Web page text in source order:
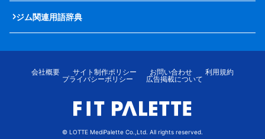
ジム関連用語辞典
会社概要 サイト制作ポリシー お問い合わせ
利用規約
プライバシーポリシー
広告掲載について
© LOTTE MediPalette Co.,Ltd. All rights reserved.